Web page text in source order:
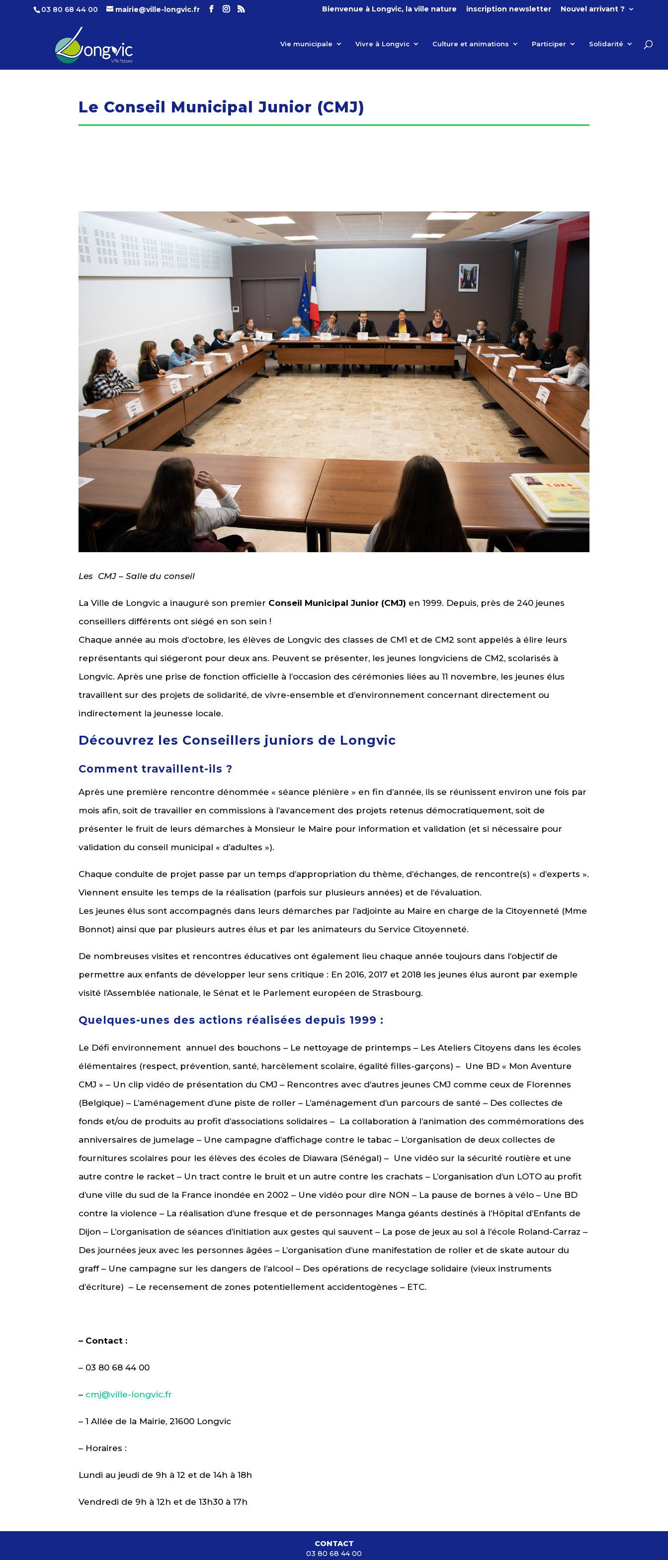
03 80 68 44 00 mairie@ville-longvic.fr Bienvenue à Longvic, la ville nature inscription newsletter Nouvel arrivant ?
Vie municipale Vivre à Longvic Culture et animations Participer Solidarité
Le Conseil Municipal Junior (CMJ)
Les CMJ – Salle du conseil
La Ville de Longvic a inauguré son premier Conseil Municipal Junior (CMJ) en 1999. Depuis, près de 240 jeunes
conseillers différents ont siégé en son sein !
Chaque année au mois d’octobre, les élèves de Longvic des classes de CM1 et de CM2 sont appelés à élire leurs
représentants qui siégeront pour deux ans. Peuvent se présenter, les jeunes longviciens de CM2, scolarisés à
Longvic. Après une prise de fonction officielle à l’occasion des cérémonies liées au 11 novembre, les jeunes élus
travaillent sur des projets de solidarité, de vivre-ensemble et d’environnement concernant directement ou
indirectement la jeunesse locale.
Découvrez les Conseillers juniors de Longvic
Comment travaillent-ils ?
Après une première rencontre dénommée « séance plénière » en fin d’année, ils se réunissent environ une fois par
mois afin, soit de travailler en commissions à l’avancement des projets retenus démocratiquement, soit de
présenter le fruit de leurs démarches à Monsieur le Maire pour information et validation (et si nécessaire pour
validation du conseil municipal « d’adultes »).
Chaque conduite de projet passe par un temps d’appropriation du thème, d’échanges, de rencontre(s) « d’experts ».
Viennent ensuite les temps de la réalisation (parfois sur plusieurs années) et de l’évaluation.
Les jeunes élus sont accompagnés dans leurs démarches par l’adjointe au Maire en charge de la Citoyenneté (Mme
Bonnot) ainsi que par plusieurs autres élus et par les animateurs du Service Citoyenneté.
De nombreuses visites et rencontres éducatives ont également lieu chaque année toujours dans l’objectif de
permettre aux enfants de développer leur sens critique : En 2016, 2017 et 2018 les jeunes élus auront par exemple
visité l’Assemblée nationale, le Sénat et le Parlement européen de Strasbourg.
Quelques-unes des actions réalisées depuis 1999 :
Le Défi environnement annuel des bouchons – Le nettoyage de printemps – Les Ateliers Citoyens dans les écoles
élémentaires (respect, prévention, santé, harcèlement scolaire, égalité filles-garçons) – Une BD « Mon Aventure
CMJ » – Un clip vidéo de présentation du CMJ – Rencontres avec d’autres jeunes CMJ comme ceux de Florennes
(Belgique) – L’aménagement d’une piste de roller – L’aménagement d’un parcours de santé – Des collectes de
fonds et/ou de produits au profit d’associations solidaires –
La collaboration à l’animation des commémorations des
anniversaires de jumelage – Une campagne d’affichage contre le tabac – L’organisation de deux collectes de
fournitures scolaires pour les élèves des écoles de Diawara (Sénégal) –
Une vidéo sur la sécurité routière et une
autre contre le racket – Un tract contre le bruit et un autre contre les crachats – L’organisation d’un LOTO au profit
d’une ville du sud de la France inondée en 2002 – Une vidéo pour dire NON – La pause de bornes à vélo – Une BD
contre la violence – La réalisation d’une fresque et de personnages Manga géants destinés à l’Hôpital d’Enfants de
Dijon – L’organisation de séances d’initiation aux gestes qui sauvent – La pose de jeux au sol à l’école Roland-Carraz –
Des journées jeux avec les personnes âgées – L’organisation d’une manifestation de roller et de skate autour du
graff – Une campagne sur les dangers de l’alcool – Des opérations de recyclage solidaire (vieux instruments
d’écriture) – Le recensement de zones potentiellement accidentogènes – ETC.
– Contact :
– 03 80 68 44 00
– cmj@ville-longvic.fr
– 1 Allée de la Mairie, 21600 Longvic
– Horaires :
Lundi au jeudi de 9h à 12 et de 14h à 18h
Vendredi de 9h à 12h et de 13h30 à 17h
CONTACT
03 80 68 44 00